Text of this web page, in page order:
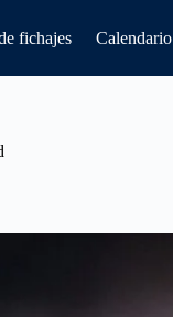
fichajes Calendario